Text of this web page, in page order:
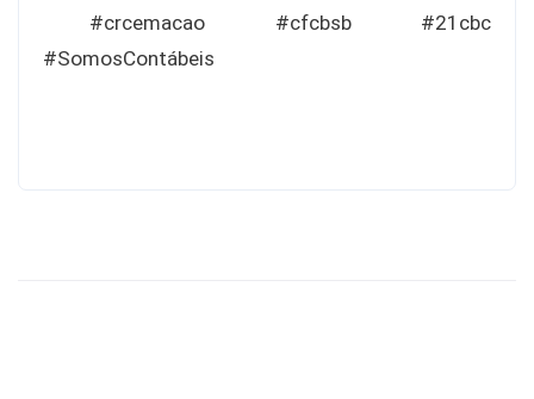
#crcemacao
#cfcbsb
#21cbc
#SomosContábeis